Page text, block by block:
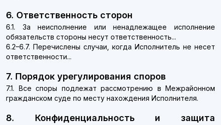
6. Ответственность сторон
6.1. За неисполнение или ненадлежащее исполнение
обязательств стороны несут ответственность...
6.2–6.7. Перечислены случаи, когда Исполнитель не несет
ответственности...
7. Порядок урегулирования споров
7.1. Все споры подлежат рассмотрению в Межрайонном
гражданском суде по месту нахождения Исполнителя.
8. Конфиденциальность и защита